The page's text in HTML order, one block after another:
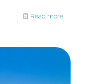
Read more